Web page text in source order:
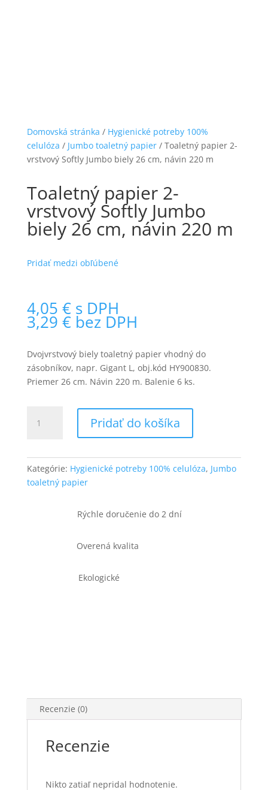
Domovská stránka / Hygienické potreby 100%
celulóza / Jumbo toaletný papier/ Toaletný papier 2-
vrstvový Softly Jumbo biely 26 cm, návin 220 m
Toaletný papier 2-
vrstvový Softly Jumbo
biely 26 cm, návin 220 m
Pridať medzi obľúbené
4,05 € s DPH
3,29 € bez DPH
Dvojvrstvový biely toaletný papier vhodný do
zásobníkov, napr. Gigant L, obj.kód HY900830.
Priemer 26 cm. Návin 220 m. Balenie 6 ks.
Toaletný
vrstvový
Softly
Pridať do košíka
Kategórie: Hygienické potreby 100% celulóza, Jumbo
toaletný papier
Rýchle doručenie do 2 dní
Overená kvalita
Ekologické
Recenzie (0)
Recenzie
Nikto zatiaľ nepridal hodnotenie.